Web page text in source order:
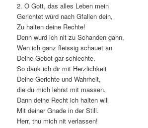
2. O Gott, das alles Leben mein
Gerichtet würd nach Gfallen dein,
Zu halten deine Rechte!
Denn wurd ich nit zu Schanden gahn,
Wen ich ganz fleissig schauet an
Deine Gebot gar schlechte.
So dank ich dir mit Herzlichkeit
Deine Gerichte und Wahrheit,
die du mich lehrst mit massen.
Dann deine Recht ich halten will
Mit deiner Gnade in der Still.
Herr, thu mich nit verlassen!